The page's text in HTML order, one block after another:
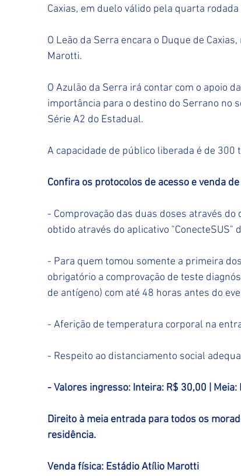
Caxias, em duelo válido pela quarta
O Leão da Serra encara o Duque de
Marotti.
O Azulão da Serra irá contar com o apoio
importância para o destino do Serrano no
Série A2 do Estadual.
A capacidade de público liberada é de 300
Confira os protocolos de acesso e venda
- Comprovação das duas doses através do
obtido através do aplicativo "ConecteSUS"
- Para quem tomou somente a primeira
obrigatório a comprovação de teste
de antígeno) com até 48 horas antes do
- Aferição de temperatura corporal na
- Respeito ao distanciamento social
- Valores ingresso: Inteira: R$ 30,00 | Meia:
Direito à meia entrada para todos os
residência.
Venda física: Estádio Atílio Marotti